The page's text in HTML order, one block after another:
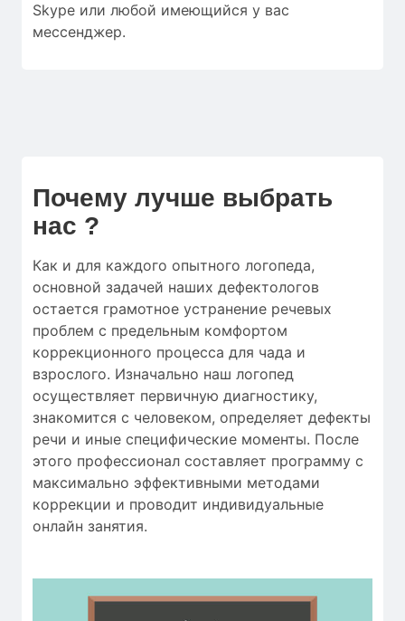
Skype или любой имеющийся у вас
мессенджер.
Почему лучше выбрать
нас ?
Как и для каждого опытного логопеда,
основной задачей наших дефектологов
остается грамотное устранение речевых
проблем с предельным комфортом
коррекционного процесса для чада и
взрослого. Изначально наш логопед
осуществляет первичную диагностику,
знакомится с человеком, определяет дефекты
речи и иные специфические моменты. После
этого профессионал составляет программу с
максимально эффективными методами
коррекции и проводит индивидуальные
онлайн занятия.